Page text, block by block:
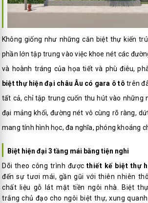
Không giống như những căn biệt thự kiến
phần lớn tập trung vào việc khoe nét các
và hoành tráng của họa tiết và phù điêu,
biệt thự hiện đại châu Âu có gara ô tô trên
tất cả, chỉ tập trung cuốn thu hút vào những
đại mảng khối, đường nét vô cùng rõ ràng,
mang tính hình học, đa nghĩa, phóng khoáng
Biệt hiện đại 3 tầng mái bằng tiện nghi
Dõi theo công trình được thiết kế biệt thự
đến sự tươi mái, gần gũi với thiên nhiên
chất liệu gỗ lát mặt tiền ngôi nhà. Biệt
trắng chủ đạo cho ngôi biệt thự, xung